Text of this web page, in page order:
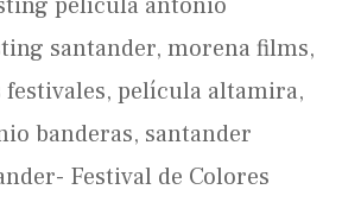
santander, morena films,
, película altamira,
banderas, santander
Festival de Colores